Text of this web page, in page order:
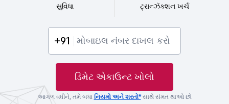
સુવિધા
ટ્રાન્ઝૅક્શન ખર્ચ
+91
ડિમેટ એકાઉન્ટ ખોલો
આગળ વધીને, તમે બધા નિયમો અને શરતો*સાથે સંમત થાઓ છો